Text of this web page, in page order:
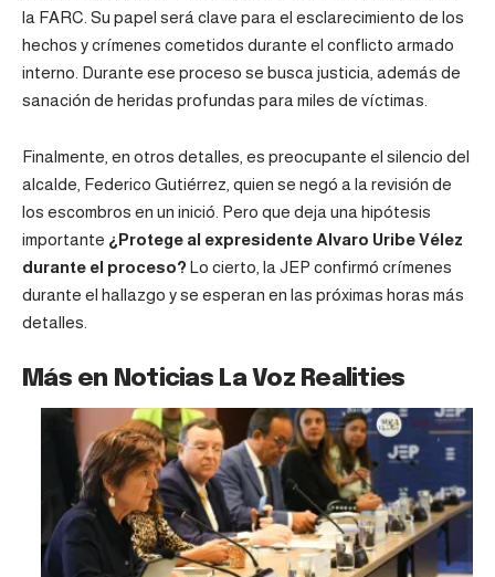
la FARC. Su papel será clave para el esclarecimiento de los
hechos y crímenes cometidos durante el conflicto armado
interno. Durante ese proceso se busca justicia, además de
sanación de heridas profundas para miles de víctimas.
Finalmente, en otros detalles, es preocupante el silencio del
alcalde, Federico Gutiérrez, quien se negó a la revisión de
los escombros en un inició. Pero que deja una hipótesis
importante ¿Protege al expresidente Alvaro Uribe Vélez
durante el proceso? Lo cierto, la JEP confirmó crímenes
durante el hallazgo y se esperan en las próximas horas más
detalles.
Más en Noticias La Voz Realities